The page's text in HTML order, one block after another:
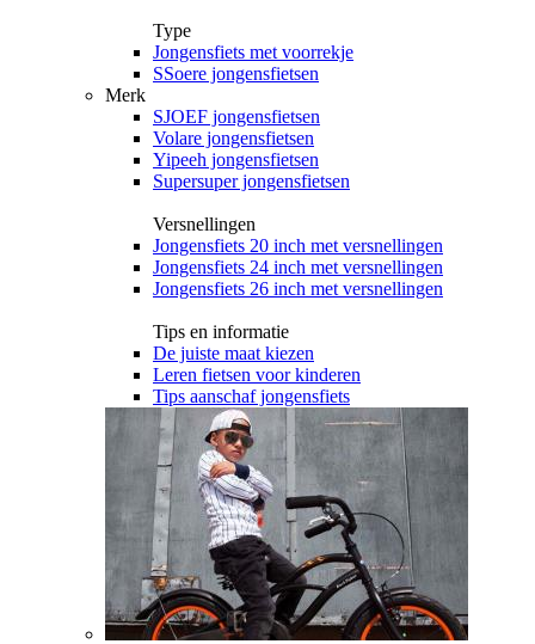
Type
Jongensfiets met voorrekje
SSoere jongensfietsen
Merk
SJOEF jongensfietsen
Volare jongensfietsen
Yipeeh jongensfietsen
Supersuper jongensfietsen
Versnellingen
Jongensfiets 20 inch met versnellingen
Jongensfiets 24 inch met versnellingen
Jongensfiets 26 inch met versnellingen
Tips en informatie
De juiste maat kiezen
Leren fietsen voor kinderen
Tips aanschaf jongensfiets